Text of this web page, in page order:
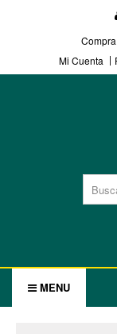
Mi Cuenta
MENU